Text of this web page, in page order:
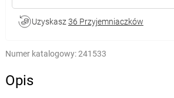
Uzyskasz 36 Przyjemniaczków
Numer katalogowy:241533
Opis